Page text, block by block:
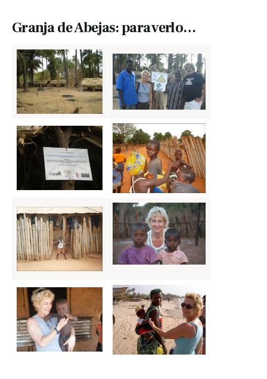
Granja de Abejas: para verlo…